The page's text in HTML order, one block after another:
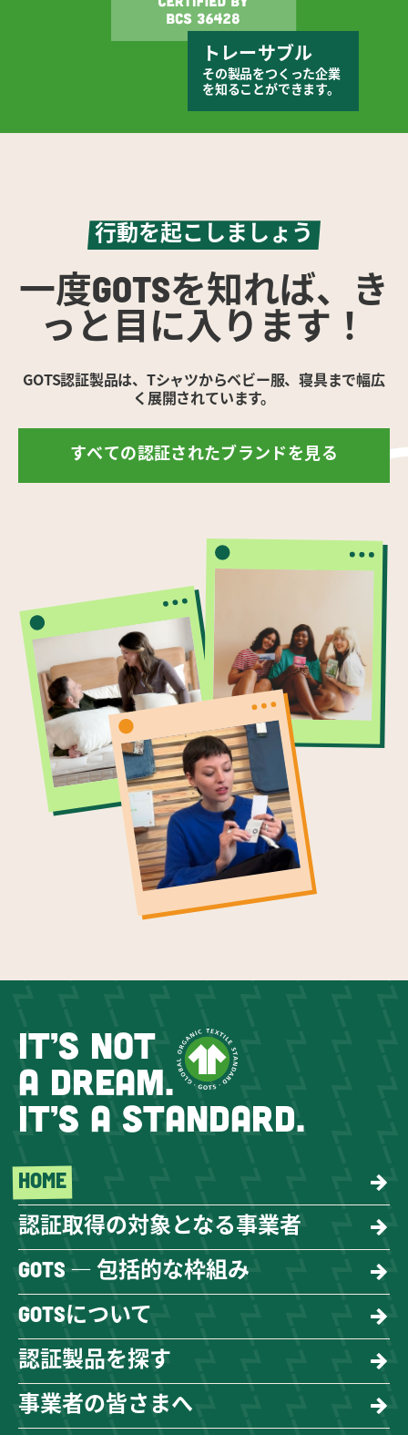
トレーサブル
その製品をつくった企業
を知ることができます。
行動を起こしましょう
一度GOTSを知れば、き
っと目に入ります！
GOTS認証製品は、Tシャツからベビー服、寝具まで幅広
く展開されています。
すべての認証されたブランドを見る
IT’S NOT
A DREAM.
IT’S A STANDARD.
HOME
認証取得の対象となる事業者
GOTS ― 包括的な枠組み
GOTSについて
認証製品を探す
事業者の皆さまへ